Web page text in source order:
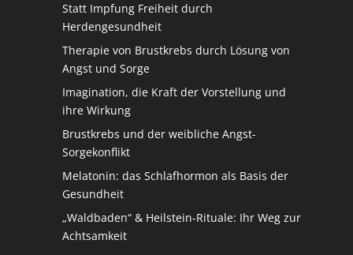
Statt Impfung Freiheit durch
Herdengesundheit
Therapie von Brustkrebs durch Lösung von
Angst und Sorge
Imagination, die Kraft der Vorstellung und
ihre Wirkung
Brustkrebs und der weibliche Angst-
Sorgekonflikt
Melatonin: das Schlafhormon als Basis der
Gesundheit
„Waldbaden“ & Heilstein-Rituale: Ihr Weg zur
Achtsamkeit